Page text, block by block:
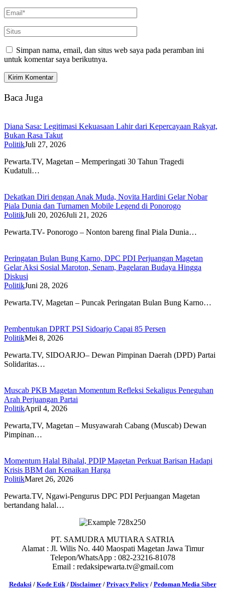
Simpan nama, email, dan situs web saya pada peramban ini
untuk komentar saya berikutnya.
Baca Juga
Diana Sasa: Legitimasi Kekuasaan Lahir dari Kepercayaan Rakyat,
Bukan Rasa Takut
PolitikJuli 27, 2026
Pewarta.TV, Magetan – Memperingati 30 Tahun Tragedi
Kudatuli…
Dekatkan Diri dengan Anak Muda, Novita Hardini Gelar Nobar
Piala Dunia dan Turnamen Mobile Legend di Ponorogo
PolitikJuli 20, 2026Juli 21, 2026
Pewarta.TV- Ponorogo – Nonton bareng final Piala Dunia…
Peringatan Bulan Bung Karno, DPC PDI Perjuangan Magetan
Gelar Aksi Sosial Maroton, Senam, Pagelaran Budaya Hingga
Diskusi
PolitikJuni 28, 2026
Pewarta.TV, Magetan – Puncak Peringatan Bulan Bung Karno…
Pembentukan DPRT PSI Sidoarjo Capai 85 Persen
PolitikMei 8, 2026
Pewarta.TV, SIDOARJO– Dewan Pimpinan Daerah (DPD) Partai
Solidaritas…
Muscab PKB Magetan Momentum Refleksi Sekaligus Peneguhan
Arah Perjuangan Partai
PolitikApril 4, 2026
Pewarta,TV, Magetan – Musyawarah Cabang (Muscab) Dewan
Pimpinan…
Momentum Halal Bihalal, PDIP Magetan Perkuat Barisan Hadapi
Krisis BBM dan Kenaikan Harga
PolitikMaret 26, 2026
Pewarta.TV, Ngawi-Pengurus DPC PDI Perjuangan Magetan
bertandang halal…
PT. SAMUDRA MUTIARA SATRIA
Alamat : Jl. Wilis No. 440 Maospati Magetan Jawa Timur
Telepon/WhatsApp : 082-23216-81078
Email : redaksipewarta.tv@gmail.com
Redaksi / Kode Etik/ Disclaimer/ Privacy Policy/ Pedoman Media Siber